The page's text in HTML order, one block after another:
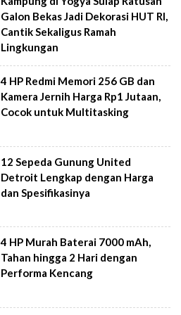
Galon Bekas Jadi Dekorasi HUT RI,
Cantik Sekaligus Ramah
Lingkungan
4 HP Redmi Memori 256 GB dan
Kamera Jernih Harga Rp1 Jutaan,
Cocok untuk Multitasking
12 Sepeda Gunung United
Detroit Lengkap dengan Harga
dan Spesifikasinya
4 HP Murah Baterai 7000 mAh,
Tahan hingga 2 Hari dengan
Performa Kencang